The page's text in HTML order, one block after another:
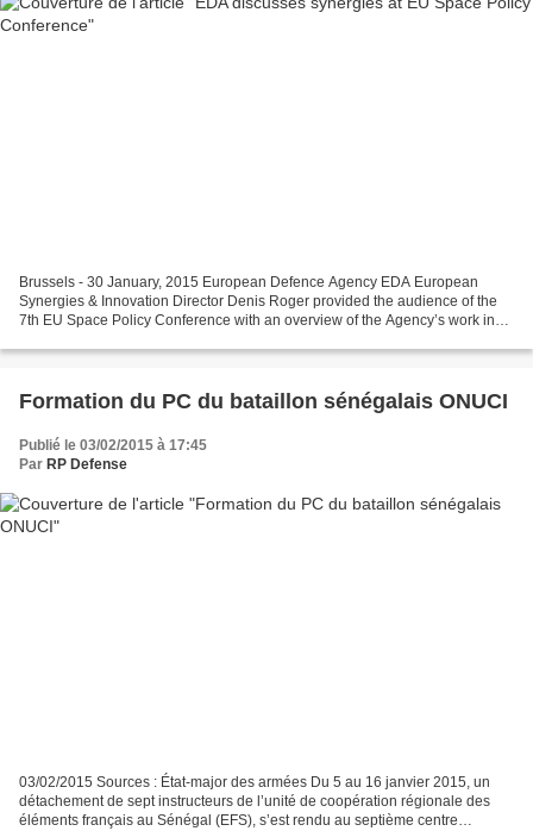
Brussels - 30 January, 2015 European Defence Agency EDA European
Synergies & Innovation Director Denis Roger provided the audience of the
7th EU Space Policy Conference with an overview of the Agency’s work in
Formation du PC du bataillon sénégalais ONUCI
Publié le 03/02/2015 à 17:45
Par RP Defense
03/02/2015 Sources : État-major des armées Du 5 au 16 janvier 2015, un
détachement de sept instructeurs de l’unité de coopération régionale des
éléments français au Sénégal (EFS), s’est rendu au septième centre